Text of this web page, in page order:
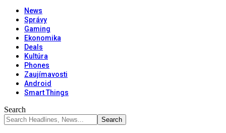
News
Správy
Gaming
Ekonomika
Deals
Kultúra
Phones
Zaujímavosti
Android
Smart Things
Search